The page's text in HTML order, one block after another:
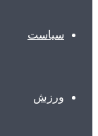
سیاست
ورزش